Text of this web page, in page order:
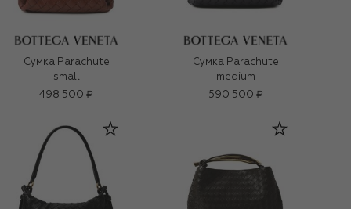
Сумка Parachute
small
498 500 ₽
Сумка Parachute
medium
590 500 ₽